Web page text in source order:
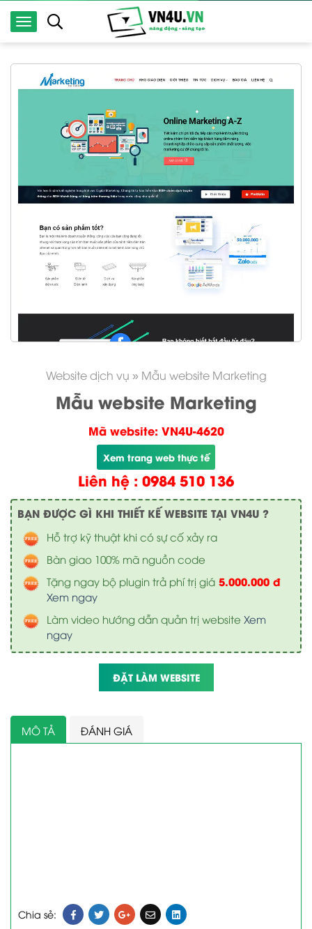
Website dịch vụ » Mẫu website Marketing
Mẫu website Marketing
Mã website: VN4U-4620
Xem trang web thực tế
Liên hệ : 0984 510 136
BẠN ĐƯỢC GÌ KHI THIẾT KẾ WEBSITE TẠI VN4U ?
Hỗ trợ kỹ thuật khi có sự cố xảy ra
Bàn giao 100% mã nguồn code
Tặng ngay bộ plugin trả phí trị giá 5.000.000 đ
Xem ngay
Làm video hướng dẫn quản trị website Xem
ngay
ĐẶT LÀM WEBSITE
MÔ TẢ ĐÁNH GIÁ
Chia sẻ: